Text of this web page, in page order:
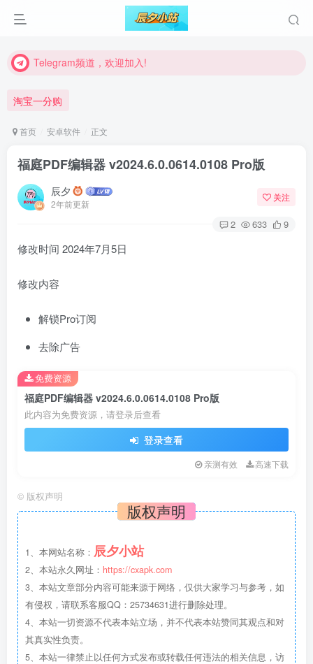
Telegram频道，欢迎加入!
Telegram频道，欢迎加入!
淘宝一分购
首页 安卓软件 正文
福庭PDF编辑器 v2024.6.0.0614.0108 Pro版
辰夕
2年前更新
关注
2 633 9
修改时间 2024年7月5日
修改内容
解锁Pro订阅
去除广告
福庭PDF编辑器 v2024.6.0.0614.0108 Pro版
此内容为免费资源，请登录后查看
登录查看
亲测有效 高速下载
免费资源
© 版权声明
版权声明
1、本网站名称： 辰夕小站
2、本站永久网址： https://cxapk.com
3、本站文章部分内容可能来源于网络，仅供大家学习与参考，如
有侵权，请联系客服QQ：25734631进行删除处理。
4、本站一切资源不代表本站立场，并不代表本站赞同其观点和对
其真实性负责。
5、本站一律禁止以任何方式发布或转载任何违法的相关信息，访